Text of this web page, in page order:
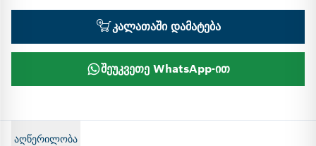
კალათაში დამატება
შეუკვეთე WhatsApp-ით
აღწერილობა